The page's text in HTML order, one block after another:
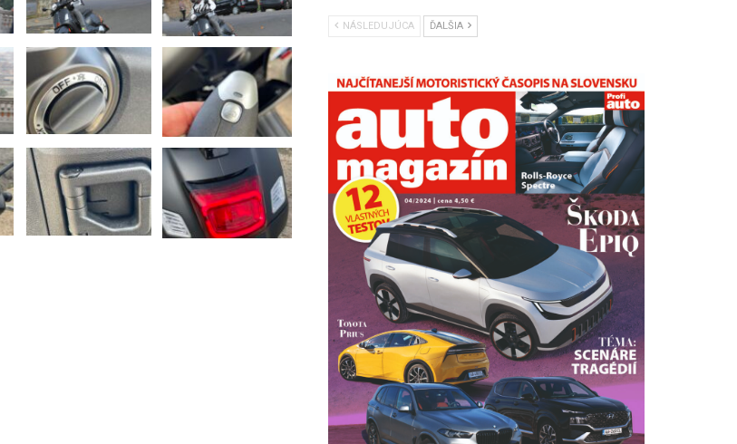
NÁSLEDUJÚCA ĎALŠIA